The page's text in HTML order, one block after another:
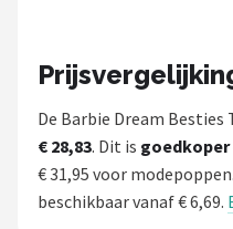
De Barbie Dream
€ 28,83. Dit is goedkoper
€ 31,95 voor
beschikbaar vanaf € 6,69.